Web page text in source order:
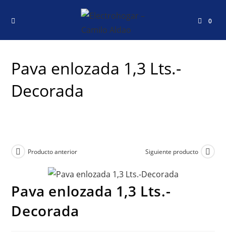
0
Pava enlozada 1,3 Lts.-
Decorada
Producto anterior Siguiente producto
Pava enlozada 1,3 Lts.-
Decorada